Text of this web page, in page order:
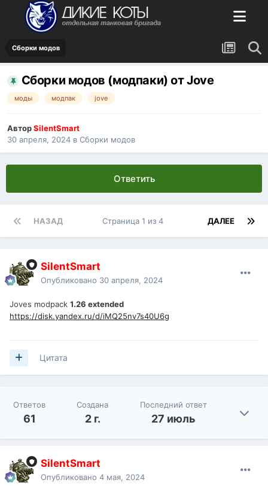
Сборки модов
Сборки модов (модпаки) от Jove
моды модпак jove
АвторSilentSmart
30 апреля, 2024 в Сборки модов
Ответить
НАЗАД ДАЛЕЕ
Страница 1 из 4
SilentSmart
Опубликовано 30 апреля, 2024
Joves modpack 1.26 extended
https://disk.yandex.ru/d/iMQ25nv7s40U6g
Цитата
Ответов
61
Создана
2 г.
Последний ответ
27 июль
SilentSmart
Опубликовано 4 мая, 2024